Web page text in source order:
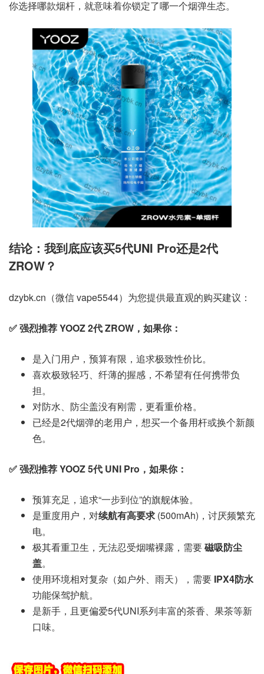
你选择哪款烟杆，就意味着你锁定了哪一个烟弹生态。
结论：我到底应该买5代UNI Pro还是2代
ZROW？
dzybk.cn（微信 vape5544）为您提供最直观的购买建议：
✅ 强烈推荐 YOOZ 2代 ZROW，如果你：
是入门用户，预算有限，追求极致性价比。
喜欢极致轻巧、纤薄的握感，不希望有任何携带负
担。
对防水、防尘盖没有刚需，更看重价格。
已经是2代烟弹的老用户，想买一个备用杆或换个新颜
色。
✅ 强烈推荐 YOOZ 5代 UNI Pro，如果你：
预算充足，追求“一步到位”的旗舰体验。
是重度用户，对续航有高要求 (500mAh)，讨厌频繁充
电。
极其看重卫生，无法忍受烟嘴裸露，需要磁吸防尘
盖。
使用环境相对复杂（如户外、雨天），需要 IPX4防水
功能保驾护航。
是新手，且更偏爱5代UNI系列丰富的茶香、果茶等新
口味。